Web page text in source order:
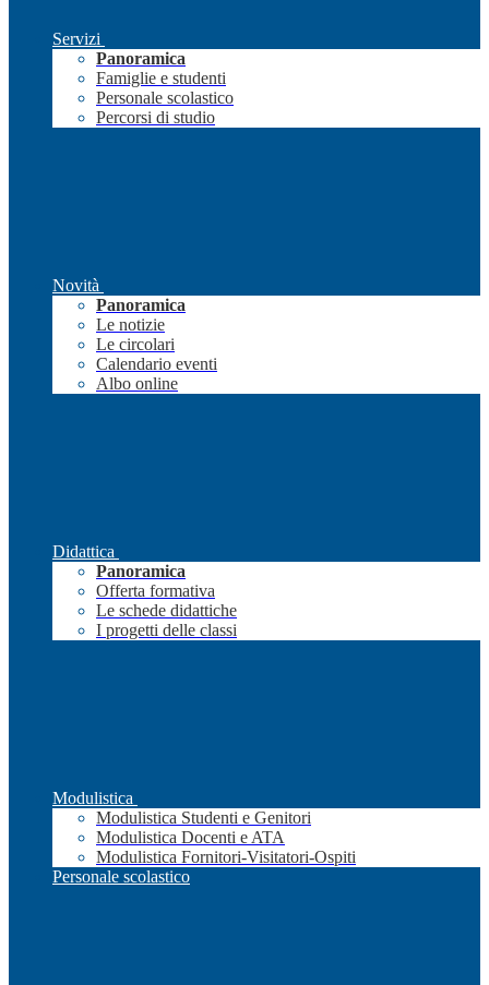
Servizi
Panoramica
Famiglie e studenti
Personale scolastico
Percorsi di studio
Novità
Panoramica
Le notizie
Le circolari
Calendario eventi
Albo online
Didattica
Panoramica
Offerta formativa
Le schede didattiche
I progetti delle classi
Modulistica
Modulistica Studenti e Genitori
Modulistica Docenti e ATA
Modulistica Fornitori-Visitatori-Ospiti
Personale scolastico